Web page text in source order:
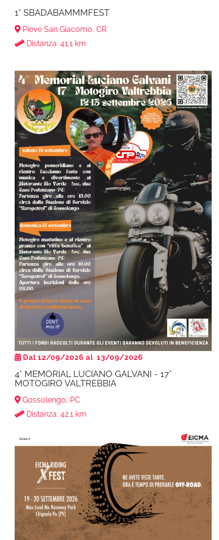
1° SBADABAMMMFEST
Pieve San Giacomo, CR
Distanza: 41.1 km
Dal 12/09/2026 al 13/09/2026
4° MEMORIAL LUCIANO GALVANI - 17°
MOTOGIRO VALTREBBIA
Gossolengo, PC
Distanza: 42.1 km